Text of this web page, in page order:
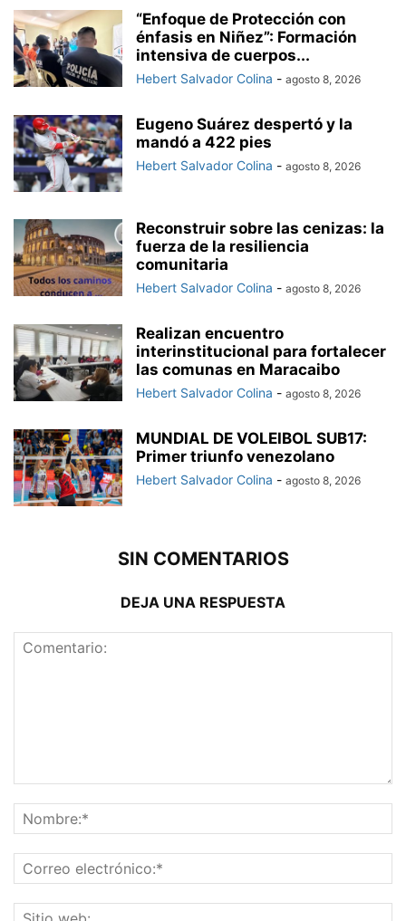
“Enfoque de Protección con
énfasis en Niñez”: Formación
intensiva de cuerpos...
Hebert Salvador Colina - agosto 8, 2026
Eugeno Suárez despertó y la
mandó a 422 pies
Hebert Salvador Colina - agosto 8, 2026
Reconstruir sobre las cenizas: la
fuerza de la resiliencia
comunitaria
Hebert Salvador Colina - agosto 8, 2026
Realizan encuentro
interinstitucional para fortalecer
las comunas en Maracaibo
Hebert Salvador Colina - agosto 8, 2026
MUNDIAL DE VOLEIBOL SUB17:
Primer triunfo venezolano
Hebert Salvador Colina - agosto 8, 2026
SIN COMENTARIOS
DEJA UNA RESPUESTA